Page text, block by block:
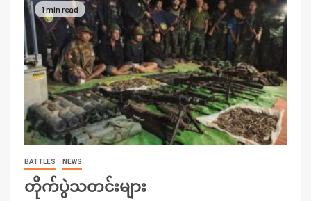
1 min read
BATTLES NEWS
တိုက်ပွဲသတင်းများ